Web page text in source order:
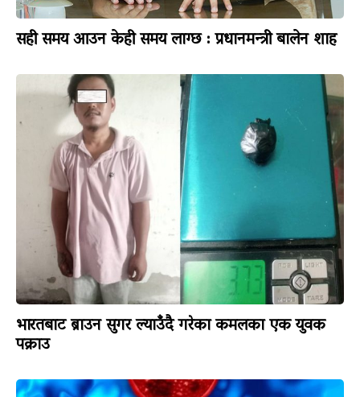
सही समय आउन केही समय लाग्छ : प्रधानमन्त्री बालेन शाह
भारतबाट ब्राउन सुगर ल्याउँदै गरेका कमलका एक युवक
पक्राउ